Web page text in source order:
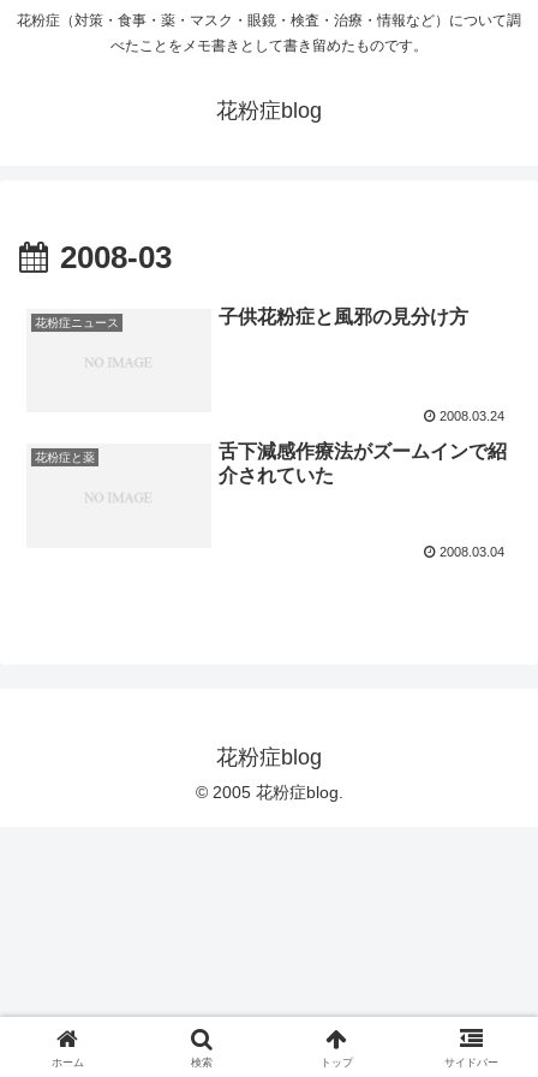
花粉症（対策・食事・薬・マスク・眼鏡・検査・治療・情報など）について調
べたことをメモ書きとして書き留めたものです。
花粉症blog
2008-03
花粉症ニュース 子供花粉症と風邪の見分け方
2008.03.24
花粉症と薬
舌下減感作療法がズームインで紹
介されていた
2008.03.04
花粉症blog
© 2005 花粉症blog.
ホーム 検索 トップ サイドバー